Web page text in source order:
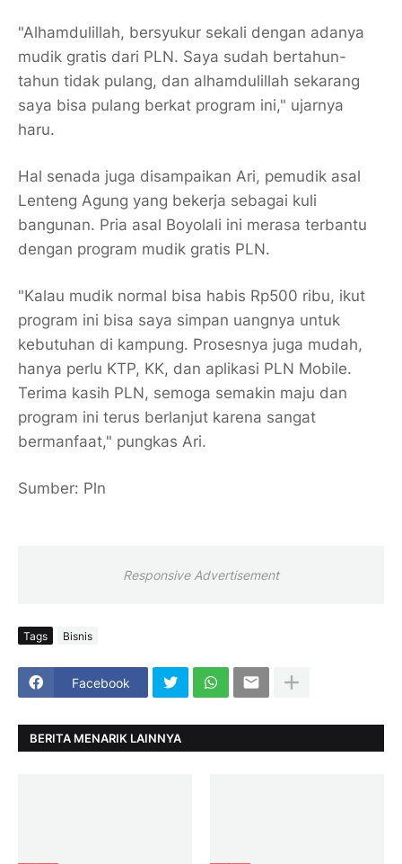
"Alhamdulillah, bersyukur sekali dengan adanya
mudik gratis dari PLN. Saya sudah bertahun-
tahun tidak pulang, dan alhamdulillah sekarang
saya bisa pulang berkat program ini," ujarnya
haru.
Hal senada juga disampaikan Ari, pemudik asal
Lenteng Agung yang bekerja sebagai kuli
bangunan. Pria asal Boyolali ini merasa terbantu
dengan program mudik gratis PLN.
"Kalau mudik normal bisa habis Rp500 ribu, ikut
program ini bisa saya simpan uangnya untuk
kebutuhan di kampung. Prosesnya juga mudah,
hanya perlu KTP, KK, dan aplikasi PLN Mobile.
Terima kasih PLN, semoga semakin maju dan
program ini terus berlanjut karena sangat
bermanfaat," pungkas Ari.
Sumber: Pln
Responsive Advertisement
Tags Bisnis
Facebook
BERITA MENARIK LAINNYA